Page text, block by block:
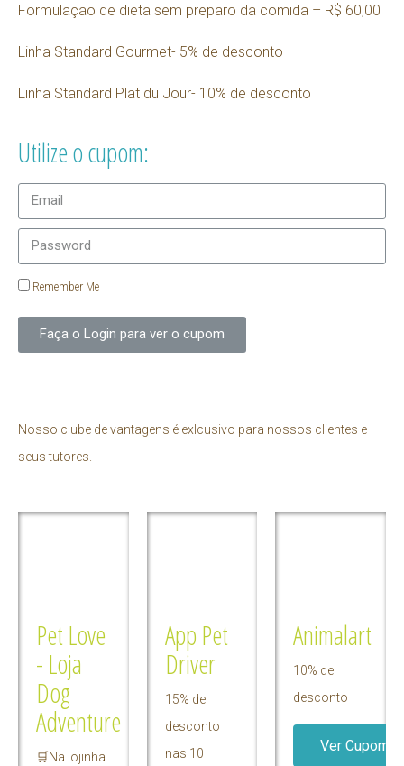
Formulação de dieta sem preparo da comida – R$ 60,00
Linha Standard Gourmet- 5% de desconto
Linha Standard Plat du Jour- 10% de desconto
Utilize o cupom:
Remember Me
Faça o Login para ver o cupom
Nosso clube de vantagens é exlcusivo para nossos clientes e
seus tutores.
Pet Love
- Loja
Dog
Adventure
🛒Na lojinha
App Pet
Driver
15% de
desconto
nas 10
Animalart
10% de
desconto
Ver Cupom